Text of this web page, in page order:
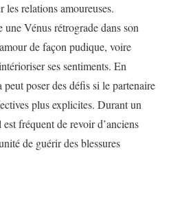
relations amoureuses.
une Vénus rétrograde dans son
de façon pudique, voire
ses sentiments. En
poser des défis si le partenaire
plus explicites. Durant un
fréquent de revoir d’anciens
de guérir des blessures